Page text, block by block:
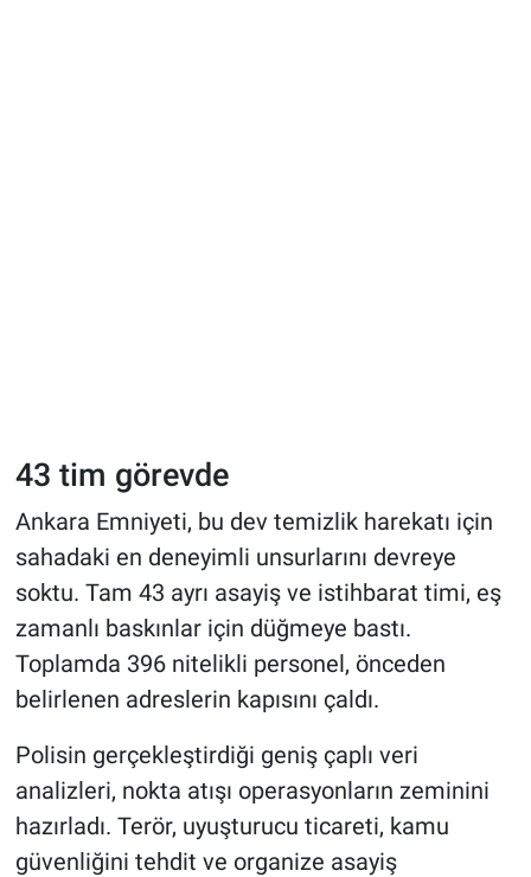
43 tim görevde
Ankara Emniyeti, bu dev temizlik harekatı için
sahadaki en deneyimli unsurlarını devreye
soktu. Tam 43 ayrı asayiş ve istihbarat timi, eş
zamanlı baskınlar için düğmeye bastı.
Toplamda 396 nitelikli personel, önceden
belirlenen adreslerin kapısını çaldı.
Polisin gerçekleştirdiği geniş çaplı veri
analizleri, nokta atışı operasyonların zeminini
hazırladı. Terör, uyuşturucu ticareti, kamu
güvenliğini tehdit ve organize asayiş